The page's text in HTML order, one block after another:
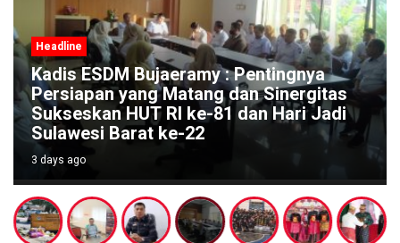
Headline
Kadis ESDM Bujaeramy : Pentingnya
Persiapan yang Matang dan Sinergitas
Sukseskan HUT RI ke-81 dan Hari Jadi
Sulawesi Barat ke-22
3 days ago